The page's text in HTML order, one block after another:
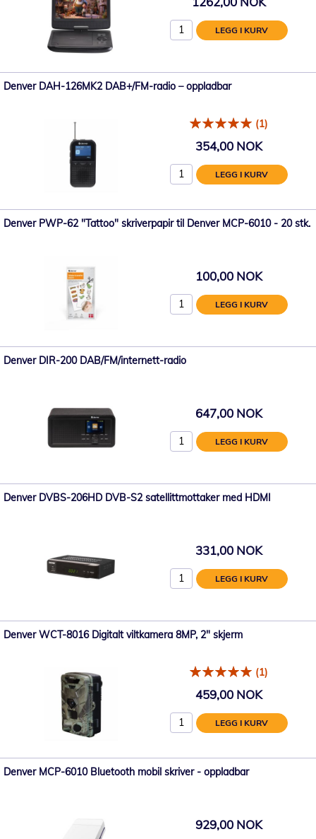
LEGG I KURV
Denver DAH-126MK2 DAB+/FM-radio – oppladbar
(1)
354,00 NOK
LEGG I KURV
Denver PWP-62 "Tattoo" skriverpapir til Denver MCP-6010 - 20 stk.
100,00 NOK
LEGG I KURV
Denver DIR-200 DAB/FM/internett-radio
647,00 NOK
LEGG I KURV
Denver DVBS-206HD DVB-S2 satellittmottaker med HDMI
331,00 NOK
LEGG I KURV
Denver WCT-8016 Digitalt viltkamera 8MP, 2" skjerm
(1)
459,00 NOK
LEGG I KURV
Denver MCP-6010 Bluetooth mobil skriver - oppladbar
929,00 NOK